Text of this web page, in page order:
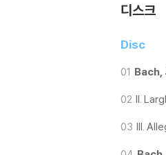
디스크
Disc
01 Bach,
02 II.
03 III.